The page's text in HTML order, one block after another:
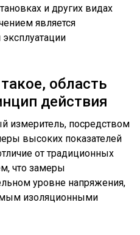
и других видах
является
область
действия
измеритель, посредством
высоких показателей
от традиционных
что замеры
уровне напряжения,
изоляционными